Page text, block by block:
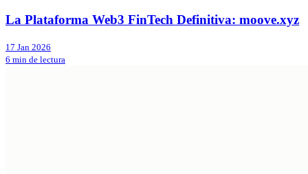
La Plataforma Web3 FinTech Definitiva: moove.xyz
17 Jan 2026
6 min de lectura